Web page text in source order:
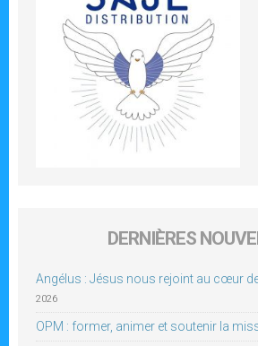
DERNIÈRES
Angélus : Jésus nous rejoint au cœur
2026
OPM : former, animer et soutenir la